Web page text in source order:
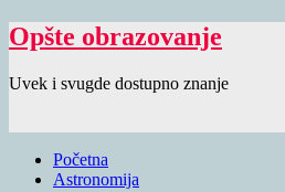
Opšte obrazovanje
Uvek i svugde dostupno znanje
Početna
Astronomija